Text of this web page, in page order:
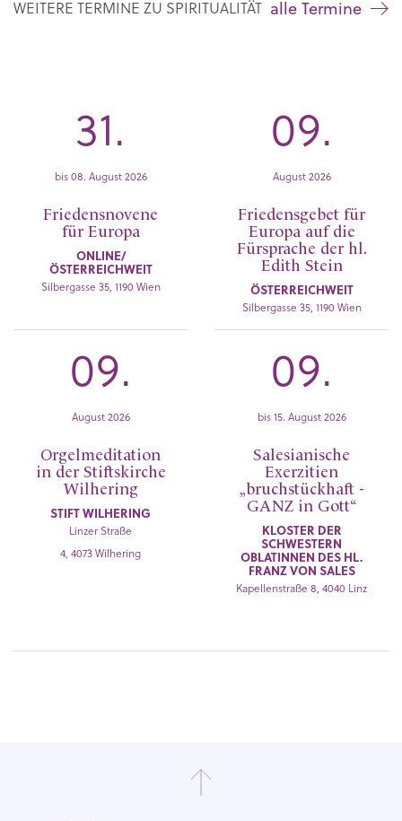
WEITERE TERMINE ZU SPIRITUALITÄT alle Termine
31.
bis 08. August 2026
Friedensnovene
für Europa
ONLINE/
ÖSTERREICHWEIT
Silbergasse 35, 1190 Wien
09.
August 2026
Friedensgebet für
Europa auf die
Fürsprache der hl.
Edith Stein
ÖSTERREICHWEIT
Silbergasse 35, 1190 Wien
09.
August 2026
Orgelmeditation
in der Stiftskirche
Wilhering
STIFT WILHERING
Linzer Straße
4, 4073 Wilhering
09.
bis 15. August 2026
Salesianische
Exerzitien
„bruchstückhaft -
GANZ in Gott“
KLOSTER DER
SCHWESTERN
OBLATINNEN DES HL.
FRANZ VON SALES
Kapellenstraße 8, 4040 Linz